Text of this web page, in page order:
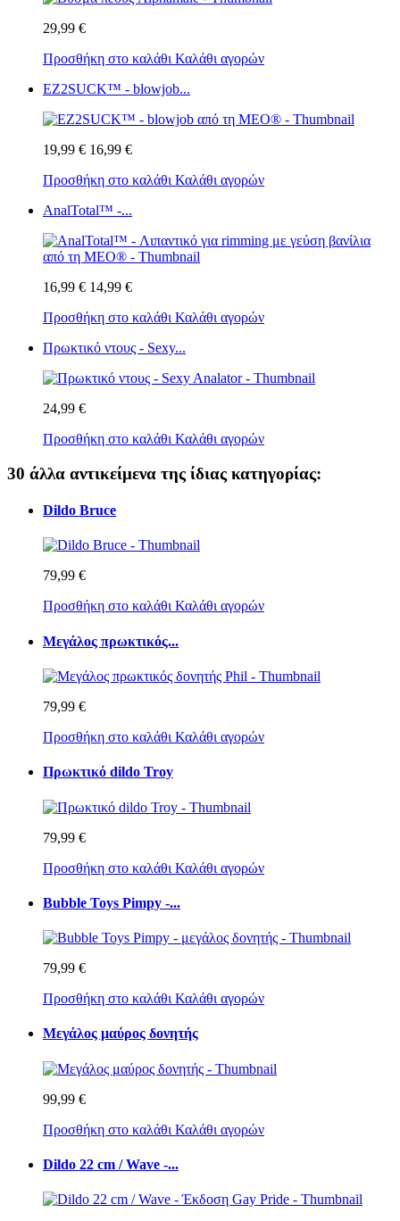
29,99 €
Προσθήκη στο καλάθι Καλάθι αγορών
EZ2SUCK™ - blowjob...
19,99 € 16,99 €
Προσθήκη στο καλάθι Καλάθι αγορών
AnalTotal™ -...
16,99 € 14,99 €
Προσθήκη στο καλάθι Καλάθι αγορών
Πρωκτικό ντους - Sexy...
24,99 €
Προσθήκη στο καλάθι Καλάθι αγορών
30 άλλα αντικείμενα της ίδιας κατηγορίας:
Dildo Bruce
79,99 €
Προσθήκη στο καλάθι Καλάθι αγορών
Μεγάλος πρωκτικός...
79,99 €
Προσθήκη στο καλάθι Καλάθι αγορών
Πρωκτικό dildo Troy
79,99 €
Προσθήκη στο καλάθι Καλάθι αγορών
Bubble Toys Pimpy -...
79,99 €
Προσθήκη στο καλάθι Καλάθι αγορών
Μεγάλος μαύρος δονητής
99,99 €
Προσθήκη στο καλάθι Καλάθι αγορών
Dildo 22 cm / Wave -...